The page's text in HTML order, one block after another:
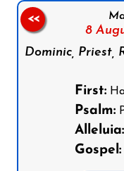
8
Dominic, Priest,
First:
Psalm:
Alleluia:
Gospel:
<<